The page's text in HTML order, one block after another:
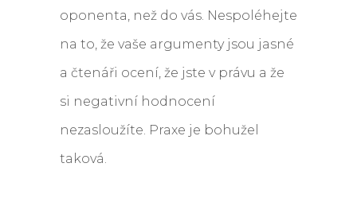
oponenta, než do vás. Nespoléhejte
na to, že vaše argumenty jsou jasné
a čtenáři ocení, že jste v právu a že
si negativní hodnocení
nezasloužíte. Praxe je bohužel
taková.